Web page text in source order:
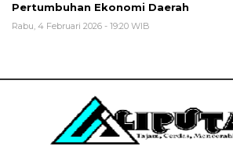
Pertumbuhan Ekonomi Daerah
Rabu, 4 Februari 2026 - 19:20 WIB